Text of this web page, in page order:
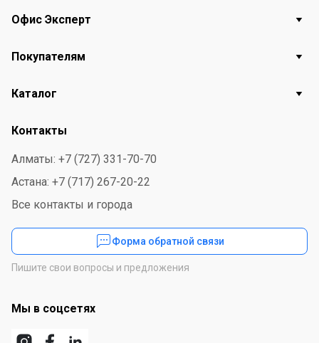
Офис Эксперт
Покупателям
Каталог
Контакты
Алматы: +7 (727) 331-70-70
Астана: +7 (717) 267-20-22
Все контакты и города
Форма обратной связи
Пишите свои вопросы и предложения
Мы в соцсетях